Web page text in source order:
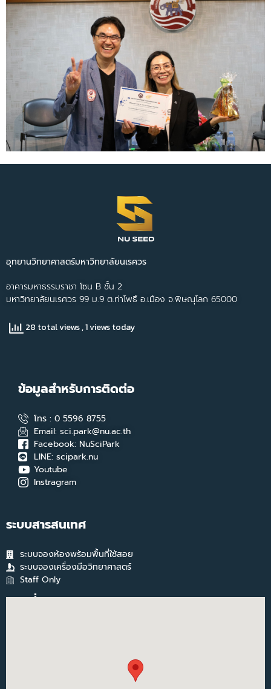
อุทยานวิทยาศาสตร์มหาวิทยาลัยนเรศวร
อาคารมหาธรรมราชา โซน B ชั้น 2
มหาวิทยาลัยนเรศวร 99 ม.9 ต.ท่าโพธิ์ อ.เมือง จ.พิษณุโลก 65000
28 total views, 1 views today
ข้อมูลสำหรับการติดต่อ
โทร : 0 5596 8755
Email: sci.park@nu.ac.th
Facebook: NuSciPark
LINE: scipark.nu
Youtube
Instragram
ระบบสารสนเทศ
ระบบจองห้องพร้อมพื้นที่ใช้สอย
ระบบจองเครื่องมือวิทยาศาสตร์
Staff Only
แผนที่